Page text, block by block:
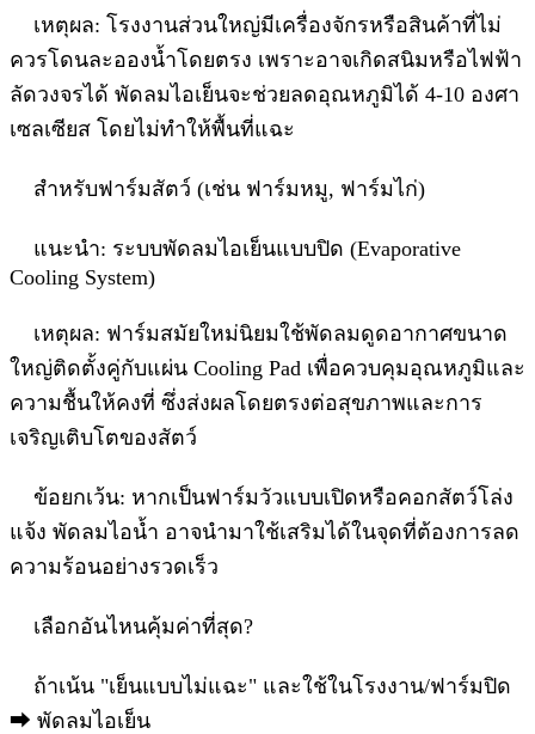
เหตุผล: โรงงานส่วนใหญ่มีเครื่องจักรหรือสินค้าที่ไม่
ควรโดนละอองน้ำโดยตรง เพราะอาจเกิดสนิมหรือไฟฟ้า
ลัดวงจรได้ พัดลมไอเย็นจะช่วยลดอุณหภูมิได้ 4-10 องศา
เซลเซียส โดยไม่ทำให้พื้นที่แฉะ
สำหรับฟาร์มสัตว์ (เช่น ฟาร์มหมู, ฟาร์มไก่)
แนะนำ: ระบบพัดลมไอเย็นแบบปิด (Evaporative
Cooling System)
เหตุผล: ฟาร์มสมัยใหม่นิยมใช้พัดลมดูดอากาศขนาด
ใหญ่ติดตั้งคู่กับแผ่น Cooling Pad เพื่อควบคุมอุณหภูมิและ
ความชื้นให้คงที่ ซึ่งส่งผลโดยตรงต่อสุขภาพและการ
เจริญเติบโตของสัตว์
ข้อยกเว้น: หากเป็นฟาร์มวัวแบบเปิดหรือคอกสัตว์โล่ง
แจ้ง พัดลมไอน้ำ อาจนำมาใช้เสริมได้ในจุดที่ต้องการลด
ความร้อนอย่างรวดเร็ว
เลือกอันไหนคุ้มค่าที่สุด?
ถ้าเน้น "เย็นแบบไม่แฉะ" และใช้ในโรงงาน/ฟาร์มปิด
⮕ พัดลมไอเย็น